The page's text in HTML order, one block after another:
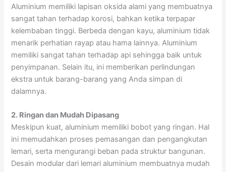
Aluminium memiliki lapisan oksida alami yang membuatnya
sangat tahan terhadap korosi, bahkan ketika terpapar
kelembaban tinggi. Berbeda dengan kayu, aluminium tidak
menarik perhatian rayap atau hama lainnya. Aluminium
memiliki sangat tahan terhadap api sehingga baik untuk
penyimpanan. Selain itu, ini memberikan perlindungan
ekstra untuk barang-barang yang Anda simpan di
dalamnya.
2. Ringan dan Mudah Dipasang
Meskipun kuat, aluminium memiliki bobot yang ringan. Hal
ini memudahkan proses pemasangan dan pengangkutan
lemari, serta mengurangi beban pada struktur bangunan.
Desain modular dari lemari aluminium membuatnya mudah